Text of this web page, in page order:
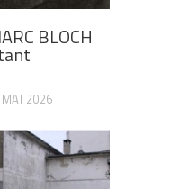
BLOCH
2026